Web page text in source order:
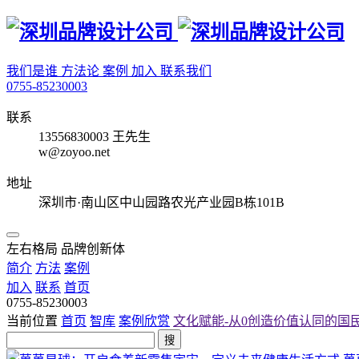
我们是谁 方法论 案例 加入 联系我们
0755-85230003
联系
13556830003 王先生
w@zoyoo.net
地址
深圳市·南山区中山园路农光产业园B栋101B
左右格局 品牌创新体
简介 方法 案例
加入 联系 首页
0755-85230003
当前位置 首页 智库 案例欣赏 文化赋能-从0创造价值认同的国
搜